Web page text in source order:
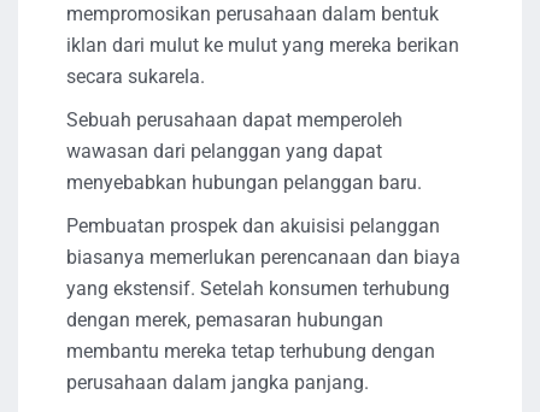
mempromosikan perusahaan dalam bentuk
iklan dari mulut ke mulut yang mereka berikan
secara sukarela.
Sebuah perusahaan dapat memperoleh
wawasan dari pelanggan yang dapat
menyebabkan hubungan pelanggan baru.
Pembuatan prospek dan akuisisi pelanggan
biasanya memerlukan perencanaan dan biaya
yang ekstensif. Setelah konsumen terhubung
dengan merek, pemasaran hubungan
membantu mereka tetap terhubung dengan
perusahaan dalam jangka panjang.